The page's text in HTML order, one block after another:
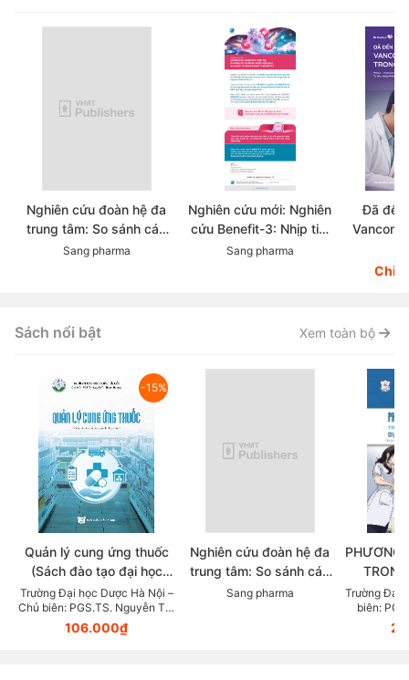
Nghiên cứu đoàn hệ đa
trung tâm: So sánh các
chẹn beta trong thực tế
Sang pharma
Nghiên cứu mới: Nghiên
cứu Benefit-3: Nhịp tim
ban đầu có dự đoán được
Sang pharma
Đã đến
Chỉ
Sách nổi bật Xem toàn bộ
-15%
Quản lý cung ứng thuốc
(Sách đào tạo đại học
ngành dược học)
Trường Đại học Dược Hà Nội –
Chủ biên: PGS.TS. Nguyễn Thị
Thanh Hương
106.000₫
Nghiên cứu đoàn hệ đa
trung tâm: So sánh các
chẹn beta trong thực tế
Sang pharma
PHƯƠNG
KHOA
LỰC
giảng
Trường Đại
biên: